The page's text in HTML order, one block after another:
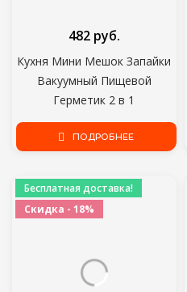
Кухня Мини Мешок Запайки
Вакуумный Пищевой
Герметик 2 в 1
Термоуплотнитель Ручной
Портативный Мешок
Машина
482 руб.
ПОДРОБНЕЕ
Бесплатная доставка!
Скидка - 18%